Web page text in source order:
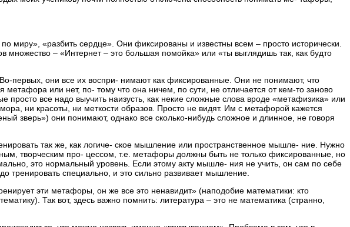
миру», «разбить сердце». Они фиксированы и известны всем – просто исторически.
– «Интернет – это большая помойка» или «ты выглядишь так, как будто
первых, они все их воспри- нимают как фиксированные. Они не понимают, что
или нет, по- тому что она ничем, по сути, не отличается от кем-то заново
все надо выучить наизусть, как некие сложные слова вроде «метафизика» или
ни красоты, ни меткости образов. Просто не видят. Им с метафорой кажется
зверь») они понимают, однако все сколько-нибудь сложное и длинное, не говоря
так же, как логиче- ское мышление или пространственное мышле- ние. Нужно
творческим про- цессом, т.е. метафоры должны быть не только фиксированные, но
это нормальный уровень. Если этому акту мышле- ния не учить, он сам по себе
тренировать специально, и это сильно развивает мышление.
эти метафоры, он же все это ненавидит» (наподобие математики: кто
Так вот, здесь важно помнить: литература – это не математика (странно,